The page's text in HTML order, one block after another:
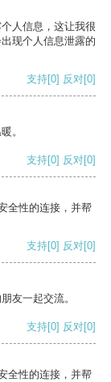
人信息，这让我很
现个人信息泄露的
支持[0] 反对[0]
。
支持[0] 反对[0]
全性的连接，并帮
支持[0] 反对[0]
友一起交流。
支持[0] 反对[0]
全性的连接，并帮